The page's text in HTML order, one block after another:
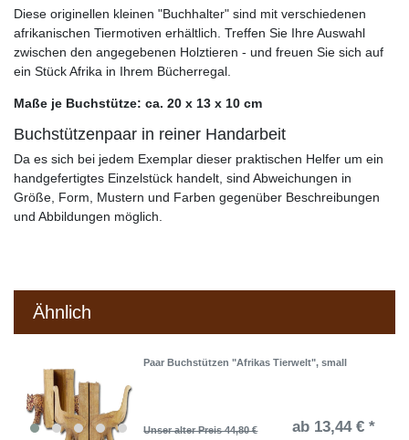
Diese originellen kleinen "Buchhalter" sind mit verschiedenen
afrikanischen Tiermotiven erhältlich. Treffen Sie Ihre Auswahl
zwischen den angegebenen Holztieren - und freuen Sie sich auf
ein Stück Afrika in Ihrem Bücherregal.
Maße je Buchstütze: ca. 20 x 13 x 10 cm
Buchstützenpaar in reiner Handarbeit
Da es sich bei jedem Exemplar dieser praktischen Helfer um ein
handgefertigtes Einzelstück handelt, sind Abweichungen in
Größe, Form, Mustern und Farben gegenüber Beschreibungen
und Abbildungen möglich.
Ähnlich
Paar Buchstützen "Afrikas Tierwelt", small
Unser alter Preis 44,80 € ab 13,44 € *